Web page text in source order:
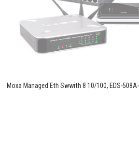
Moxa Managed Eth Swwith 8 10/100, EDS-